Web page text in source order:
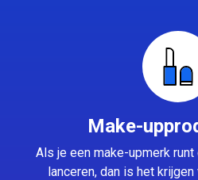
Make-
Als je een make-upmerk
lanceren, dan is het